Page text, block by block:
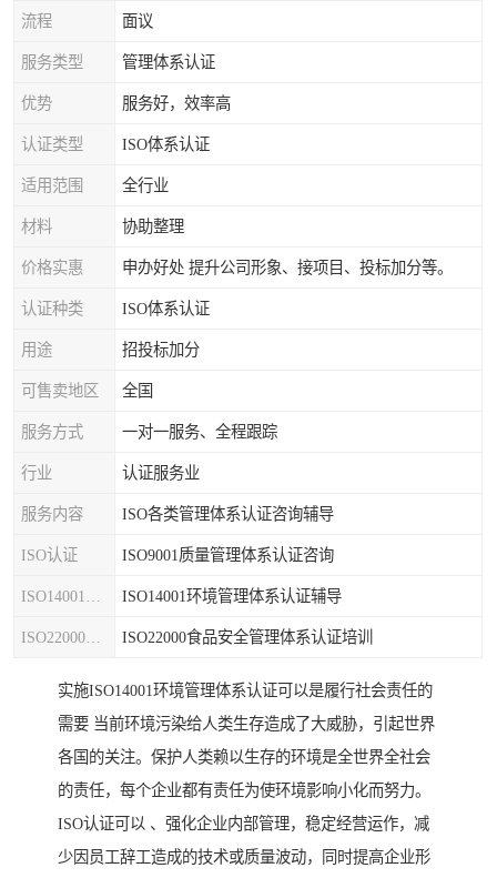
流程 面议
服务类型 管理体系认证
优势 服务好，效率高
认证类型 ISO体系认证
适用范围 全行业
材料 协助整理
价格实惠 申办好处 提升公司形象、接项目、投标加分等。
认证种类 ISO体系认证
用途 招投标加分
可售卖地区 全国
服务方式 一对一服务、全程跟踪
行业 认证服务业
服务内容 ISO各类管理体系认证咨询辅导
ISO认证 ISO9001质量管理体系认证咨询
ISO14001环境管理体系认证辅导
ISO22000食品安全管理体系认证培训
实施ISO14001环境管理体系认证可以是履行社会责任的
需要 当前环境污染给人类生存造成了大威胁，引起世界
各国的关注。保护人类赖以生存的环境是全世界全社会
的责任，每个企业都有责任为使环境影响小化而努力。
ISO认证可以 、强化企业内部管理，稳定经营运作，减
少因员工辞工造成的技术或质量波动，同时提高企业形